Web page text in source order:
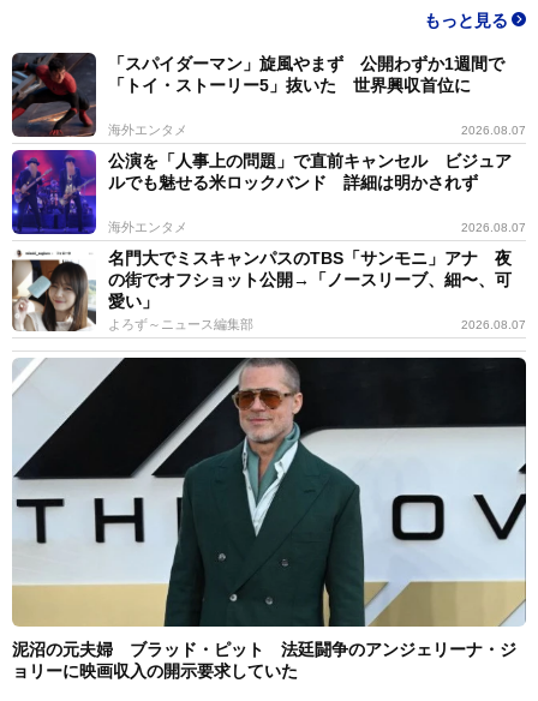
もっと見る
「スパイダーマン」旋風やまず 公開わずか1週間で
「トイ・ストーリー5」抜いた 世界興収首位に
海外エンタメ 2026.08.07
公演を「人事上の問題」で直前キャンセル ビジュア
ルでも魅せる米ロックバンド 詳細は明かされず
海外エンタメ 2026.08.07
名門大でミスキャンパスのTBS「サンモニ」アナ 夜
の街でオフショット公開→「ノースリーブ、細〜、可
愛い」
よろず～ニュース編集部 2026.08.07
泥沼の元夫婦 ブラッド・ピット 法廷闘争のアンジェリーナ・ジ
ョリーに映画収入の開示要求していた